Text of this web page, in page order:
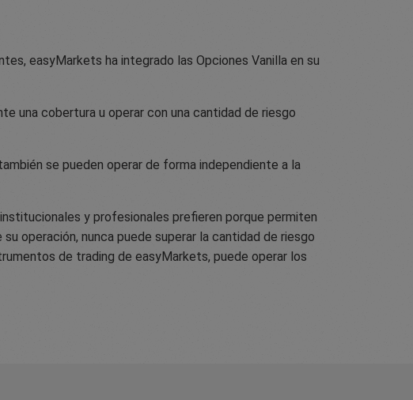
easyMarkets ha integrado las Opciones Vanilla en su
una cobertura u operar con una cantidad de riesgo
se pueden operar de forma independiente a la
y profesionales prefieren porque permiten
operación, nunca puede superar la cantidad de riesgo
de trading de easyMarkets, puede operar los